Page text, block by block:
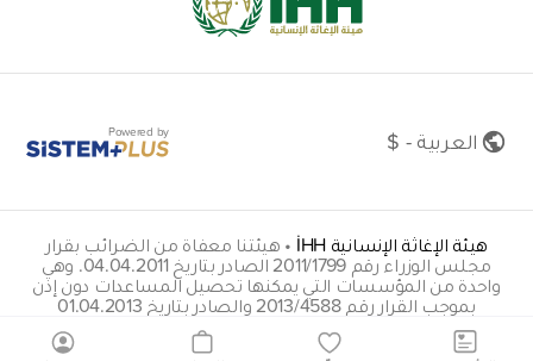
العربية - $ Powered by
هيئة الإغاثة الإنسانية İHH • هيئتنا معفاة من الضرائب بقرار
مجلس الوزراء رقم 2011/1799 الصادر بتاريخ 04.04.2011. وهي
واحدة من المؤسسات التي يمكنها تحصيل المساعدات دون إذن
بموجب القرار رقم 2013/4588 والصادر بتاريخ 01.04.2013
insani@hs01.kep.tr